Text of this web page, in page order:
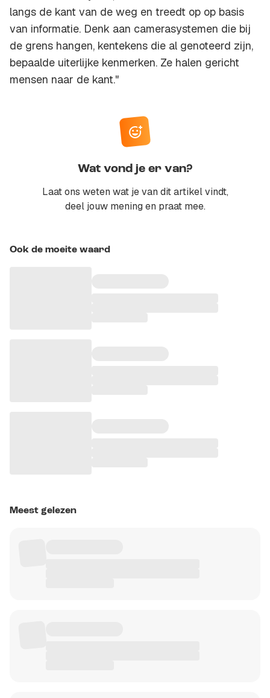
langs de kant van de weg en treedt op op basis
van informatie. Denk aan camerasystemen die bij
de grens hangen, kentekens die al genoteerd zijn,
bepaalde uiterlijke kenmerken. Ze halen gericht
mensen naar de kant."
Wat vond je er van?
Laat ons weten wat je van dit artikel vindt,
deel jouw mening en praat mee.
Ook de moeite waard
Meest gelezen